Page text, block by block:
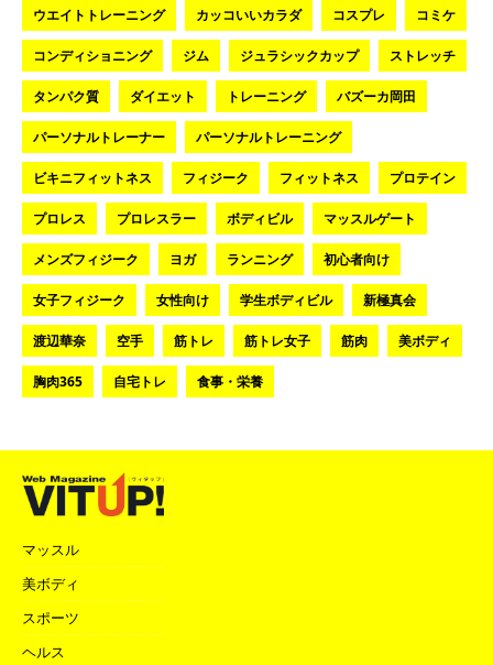
ウエイトトレーニング カッコいいカラダ コスプレ コミケ
コンディショニング ジム ジュラシックカップ ストレッチ
タンパク質 ダイエット トレーニング バズーカ岡田
パーソナルトレーナー パーソナルトレーニング
ビキニフィットネス フィジーク フィットネス プロテイン
プロレス プロレスラー ボディビル マッスルゲート
メンズフィジーク ヨガ ランニング 初心者向け
女子フィジーク 女性向け 学生ボディビル 新極真会
渡辺華奈 空手 筋トレ 筋トレ女子 筋肉 美ボディ
胸肉365 自宅トレ 食事・栄養
マッスル
美ボディ
スポーツ
ヘルス